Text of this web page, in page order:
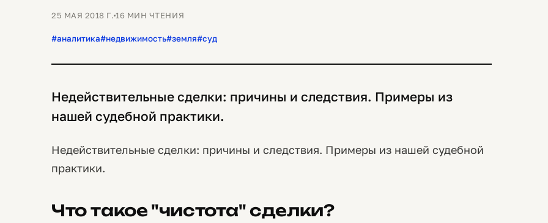
25 МАЯ 2018 Г.16 МИН ЧТЕНИЯ
#аналитика#недвижимость#земля#суд
Недействительные сделки: причины и следствия. Примеры из
нашей судебной практики.
Недействительные сделки: причины и следствия. Примеры из нашей судебной
практики.
Что такое "чистота" сделки?